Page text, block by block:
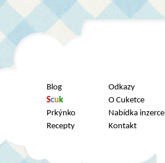
Blog
Scuk
Prkýnko
Recepty
Odkazy
O Cuketce
Nabídka inzerce
Kontakt